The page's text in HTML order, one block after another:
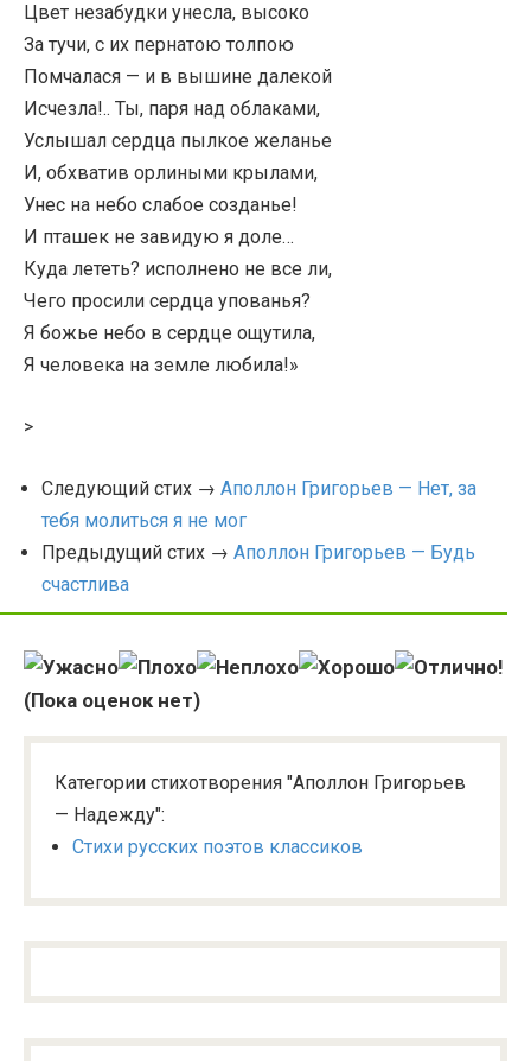
Цвет незабудки унесла, высоко
За тучи, с их пернатою толпою
Помчалася — и в вышине далекой
Исчезла!.. Ты, паря над облаками,
Услышал сердца пылкое желанье
И, обхватив орлиными крылами,
Унес на небо слабое созданье!
И пташек не завидую я доле…
Куда лететь? исполнено не все ли,
Чего просили сердца упованья?
Я божье небо в сердце ощутила,
Я человека на земле любила!»
>
Следующий стих → Аполлон Григорьев — Нет, за
тебя молиться я не мог
Предыдущий стих → Аполлон Григорьев — Будь
счастлива
(Пока оценок нет)
Категории стихотворения "Аполлон Григорьев
— Надежду":
Стихи русских поэтов классиков